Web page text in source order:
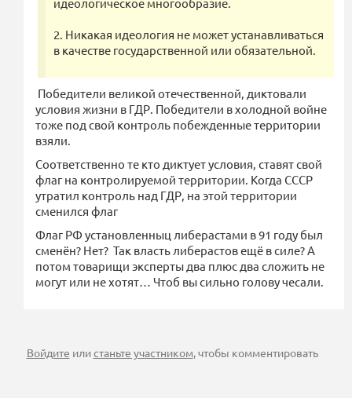
2. Никакая идеология не может устанавливаться
в качестве государственной или обязательной.
Победители великой отечественной, диктовали
условия жизни в ГДР. Победители в холодной войне
тоже под свой контроль побежденные территории
взяли.
Соответственно те кто диктует условия, ставят свой
флаг на контролируемой территории. Когда СССР
утратил контроль над ГДР, на этой территории
сменился флаг
Флаг РФ установленныц либерастами в 91 году был
сменён? Нет? Так власть либерастов ещё в силе? А
потом товарищи эксперты два плюс два сложить не
могут или не хотят… Чтоб вы сильно голову чесали.
Войдите илистаньте участником , чтобы комментировать